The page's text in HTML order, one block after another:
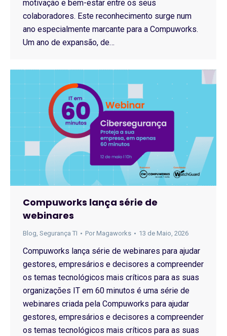
motivação e bem-estar entre os seus
colaboradores. Este reconhecimento surge num
ano especialmente marcante para a Compuworks.
Um ano de expansão, de…
Compuworks lança série de
webinares
Blog, Segurança TI Por Magaworks 13 de Maio, 2026
Compuworks lança série de webinares para ajudar
gestores, empresários e decisores a compreender
os temas tecnológicos mais críticos para as suas
organizações IT em 60 minutos é uma série de
webinares criada pela Compuworks para ajudar
gestores, empresários e decisores a compreender
os temas tecnológicos mais críticos para as suas